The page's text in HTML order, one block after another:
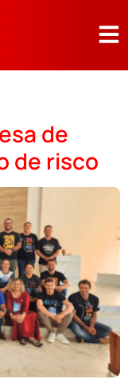
de
de risco